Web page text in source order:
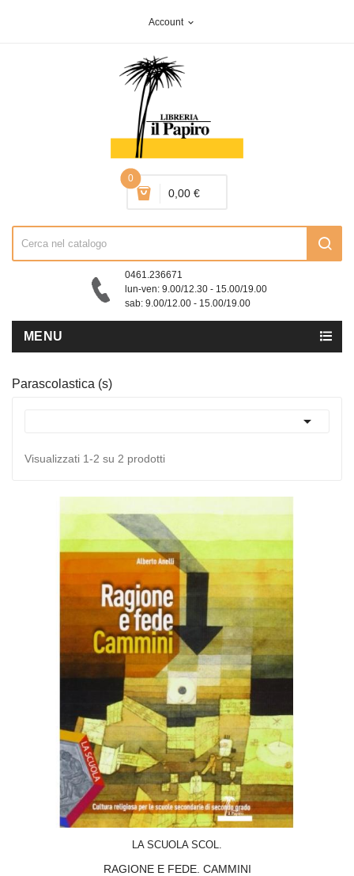
Account expand_more
0
0,00 €
0461.236671
lun-ven: 9.00/12.30 - 15.00/19.00
sab: 9.00/12.00 - 15.00/19.00
MENU
Parascolastica (s)

Visualizzati 1-2 su 2 prodotti
LA SCUOLA SCOL.
RAGIONE E FEDE. CAMMINI